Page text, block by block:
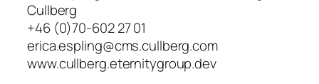
Cullberg
+46 (0)70-602 27 01
erica.espling@cms.cullberg.com
www.cullberg.eternitygroup.dev